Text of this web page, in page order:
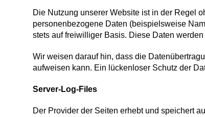
Die Nutzung unserer Website ist in der Regel
personenbezogene Daten (beispielsweise
stets auf freiwilliger Basis. Diese Daten
Wir weisen darauf hin, dass die
aufweisen kann. Ein lückenloser Schutz der
Server-Log-Files
Der Provider der Seiten erhebt und speichert